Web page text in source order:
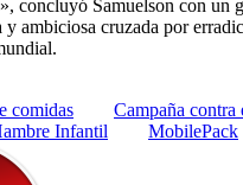
concluyó Samuelson con un
y ambiciosa cruzada por
comidas
Campaña contra
Infantil MobilePack